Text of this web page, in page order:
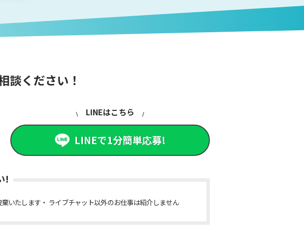
談ください！
LINEはこちら
LINEで1分簡単応募!
!
いたします ライブチャット以外のお仕事は紹介しません